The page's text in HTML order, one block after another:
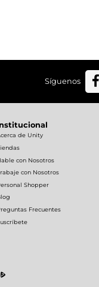
Síguenos
de Unity
con Nosotros
con Nosotros
Shopper
Frecuentes